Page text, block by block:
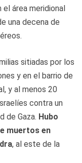
el área meridional
una decena de
sitiadas por los
y en el barrio de
y al menos 20
contra un
de Gaza. Hubo
muertos en
, al este de la